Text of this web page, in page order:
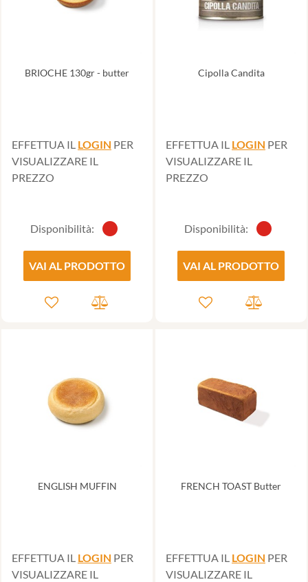
BRIOCHE 130gr - butter
EFFETTUA IL LOGIN PER
VISUALIZZARE IL
PREZZO
Disponibilità:
VAI AL PRODOTTO
Cipolla Candita
EFFETTUA IL LOGIN PER
VISUALIZZARE IL
PREZZO
Disponibilità:
VAI AL PRODOTTO
ENGLISH MUFFIN
EFFETTUA IL LOGIN PER
VISUALIZZARE IL
FRENCH TOAST Butter
EFFETTUA IL LOGIN PER
VISUALIZZARE IL